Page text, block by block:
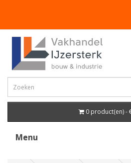
0 product(en) -
Menu